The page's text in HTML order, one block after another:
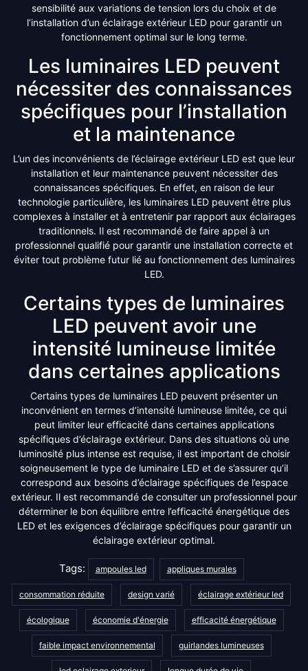
sensibilité aux variations de tension lors du choix et de
l’installation d’un éclairage extérieur LED pour garantir un
fonctionnement optimal sur le long terme.
Les luminaires LED peuvent
nécessiter des connaissances
spécifiques pour l’installation
et la maintenance
L’un des inconvénients de l’éclairage extérieur LED est que leur
installation et leur maintenance peuvent nécessiter des
connaissances spécifiques. En effet, en raison de leur
technologie particulière, les luminaires LED peuvent être plus
complexes à installer et à entretenir par rapport aux éclairages
traditionnels. Il est recommandé de faire appel à un
professionnel qualifié pour garantir une installation correcte et
éviter tout problème futur lié au fonctionnement des luminaires
LED.
Certains types de luminaires
LED peuvent avoir une
intensité lumineuse limitée
dans certaines applications
Certains types de luminaires LED peuvent présenter un
inconvénient en termes d’intensité lumineuse limitée, ce qui
peut limiter leur efficacité dans certaines applications
spécifiques d’éclairage extérieur. Dans des situations où une
luminosité plus intense est requise, il est important de choisir
soigneusement le type de luminaire LED et de s’assurer qu’il
correspond aux besoins d’éclairage spécifiques de l’espace
extérieur. Il est recommandé de consulter un professionnel pour
déterminer le bon équilibre entre l’efficacité énergétique des
LED et les exigences d’éclairage spécifiques pour garantir un
éclairage extérieur optimal.
Tags: ampoules led appliques murales
consommation réduite design varié éclairage extérieur led
écologique économie d'énergie efficacité énergétique
faible impact environnemental guirlandes lumineuses